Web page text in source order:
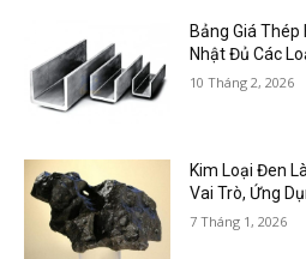
Bảng Giá Thép
Nhật Đủ Các
10 Tháng 2, 2026
Kim Loại Đen
Vai Trò, Ứng
7 Tháng 1, 2026